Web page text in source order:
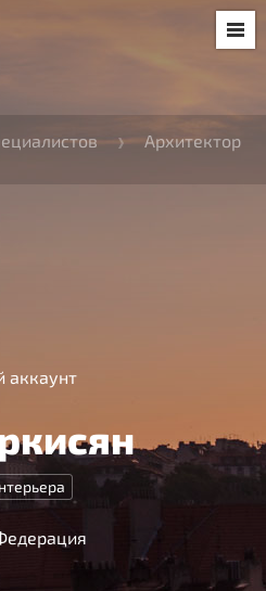
Архитектор
аккаунт